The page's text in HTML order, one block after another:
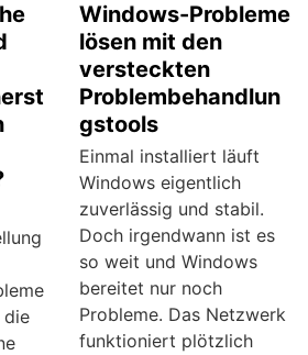
die
Windows-Probleme
lösen mit den
versteckten
Problembehandlun
gstools
Einmal installiert läuft
Windows eigentlich
zuverlässig und stabil.
Doch irgendwann ist es
so weit und Windows
bereitet nur noch
Probleme. Das Netzwerk
funktioniert plötzlich